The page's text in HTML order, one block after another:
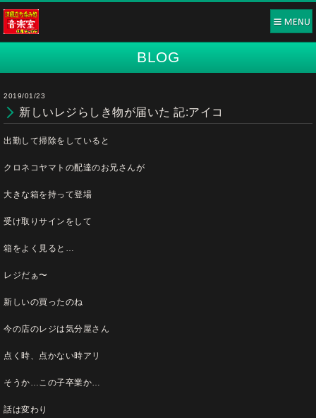
BLOG
2019/01/23
新しいレジらしき物が届いた 記:アイコ
出勤して掃除をしていると
クロネコヤマトの配達のお兄さんが
大きな箱を持って登場
受け取りサインをして
箱をよく見ると…
レジだぁ〜
新しいの買ったのね
今の店のレジは気分屋さん
点く時、点かない時アリ
そうか…この子卒業か…
話は変わり